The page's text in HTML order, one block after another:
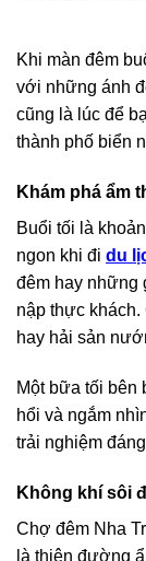
Khi màn đêm
với những ánh
cũng là lúc để
thành phố biển
Khám phá ẩm
Buổi tối là
ngon khi đi du
đêm hay những
nập thực
hay hải sản
Một bữa tối bên
hổi và ngắm
trải nghiệm
Không khí sôi
Chợ đêm Nha
là thiên đường